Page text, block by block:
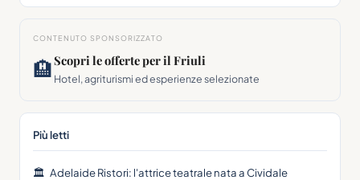
CONTENUTO SPONSORIZZATO
🏨Scopri le offerte per il Friuli
Hotel, agriturismi ed esperienze selezionate
Più letti
🏛 Adelaide Ristori: l'attrice teatrale nata a Cividale